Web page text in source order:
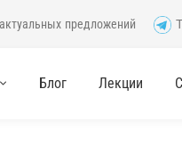
предложений
Блог Лекции